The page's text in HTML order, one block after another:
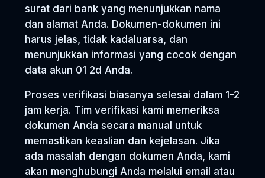
surat dari bank yang menunjukkan nama
dan alamat Anda. Dokumen-dokumen ini
harus jelas, tidak kadaluarsa, dan
menunjukkan informasi yang cocok dengan
data akun 01 2d Anda.
Proses verifikasi biasanya selesai dalam 1-2
jam kerja. Tim verifikasi kami memeriksa
dokumen Anda secara manual untuk
memastikan keaslian dan kejelasan. Jika
ada masalah dengan dokumen Anda, kami
akan menghubungi Anda melalui email atau